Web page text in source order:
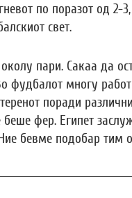
по поразот од 2-
свет.
околу пари. Сакаа да
фудбалот многу
поради
беше фер. Египет
бевме подобар тим